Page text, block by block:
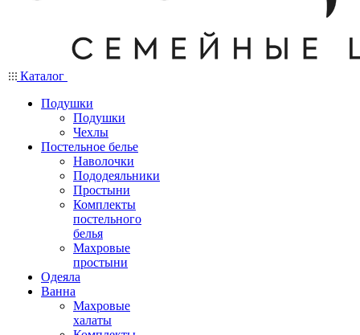
Каталог
Подушки
Подушки
Чехлы
Постельное белье
Наволочки
Пододеяльники
Простыни
Комплекты
постельного
белья
Махровые
простыни
Одеяла
Ванна
Махровые
халаты